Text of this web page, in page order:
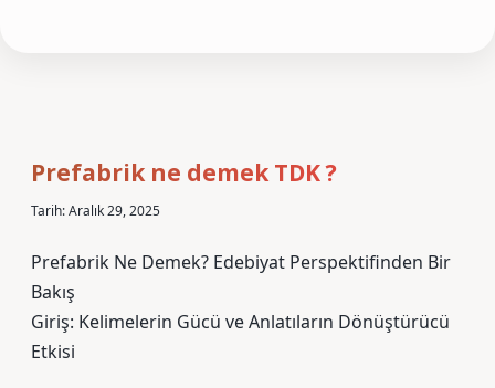
Prefabrik ne demek TDK ?
Tarih: Aralık 29, 2025
Prefabrik Ne Demek? Edebiyat Perspektifinden Bir
Bakış
Giriş: Kelimelerin Gücü ve Anlatıların Dönüştürücü
Etkisi